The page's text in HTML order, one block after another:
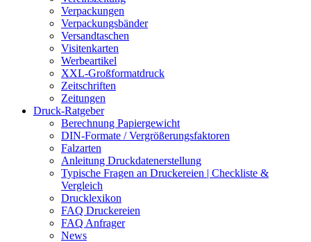
Verpackungen
Verpackungsbänder
Versandtaschen
Visitenkarten
Werbeartikel
XXL-Großformatdruck
Zeitschriften
Zeitungen
Druck-Ratgeber
Berechnung Papiergewicht
DIN-Formate / Vergrößerungsfaktoren
Falzarten
Anleitung Druckdatenerstellung
Typische Fragen an Druckereien | Checkliste &
Vergleich
Drucklexikon
FAQ Druckereien
FAQ Anfrager
News